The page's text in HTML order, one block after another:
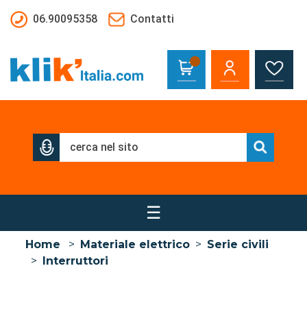
06.90095358
Contatti
☰
Home > Materiale elettrico > Serie civili
> Interruttori